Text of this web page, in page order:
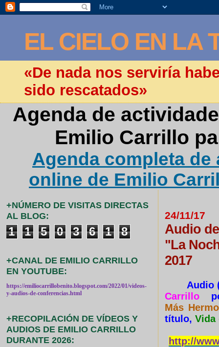
EL CIELO EN LA
«De nada nos serviría
sido rescatados»
Agenda de
Emilio Carrillo
Agenda completa
online de Emilio
24/11/17
Audio
"La
2017
Audio
Carrillo
Más
título,Vida
http://
+NÚMERO DE VISITAS DIRECTAS
AL BLOG:
1 1 5 0 3 6 1 8
+CANAL DE EMILIO CARRILLO
EN YOUTUBE:
https://emiliocarrillobenito.blogspot.com/2022/01/videos-
y-audios-de-conferencias.html
+RECOPILACIÓN DE VÍDEOS Y
AUDIOS DE EMILIO CARRILLO
DURANTE 2026: